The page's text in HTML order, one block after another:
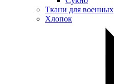
Ткани для военных
Хлопок